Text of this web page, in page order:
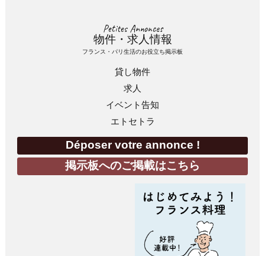
Petites Annonces
物件・求人情報
フランス・パリ生活のお役立ち掲示板
貸し物件
求人
イベント告知
エトセトラ
Déposer votre annonce !
掲示板へのご掲載はこちら